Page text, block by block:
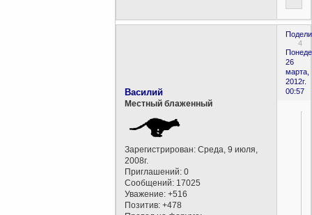
4
26
марта,
2012г.
00:57
Василий
Местный блаженный
Зарегистрирован: Среда, 9 июля,
2008г.
Приглашений: 0
Сообщений: 17025
Уважение: +516
Позитив: +478